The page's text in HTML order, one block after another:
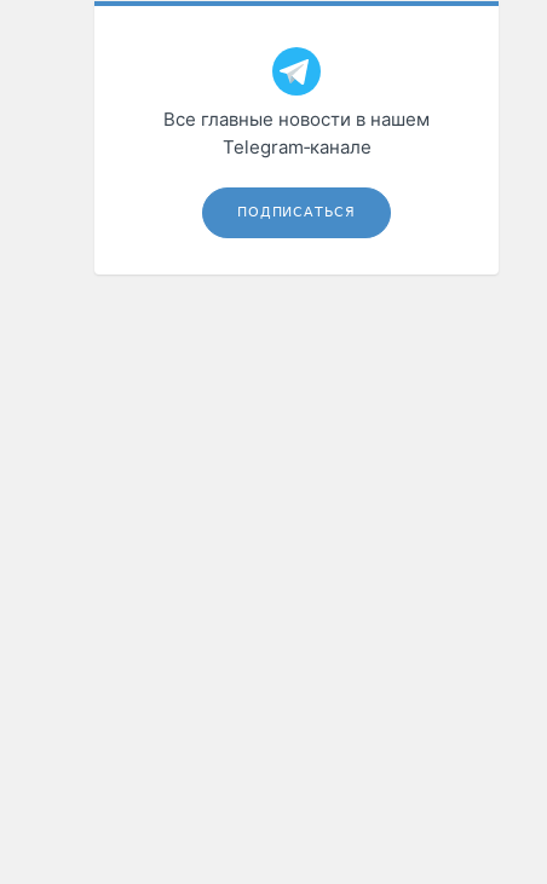
Все главные новости в нашем
Telegram‑канале
ПОДПИСАТЬСЯ